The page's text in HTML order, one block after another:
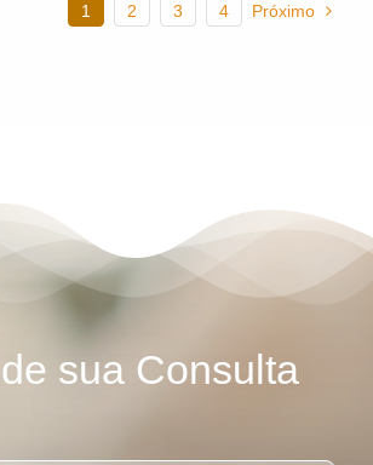
1 2 3 4 Próximo
sua Consulta